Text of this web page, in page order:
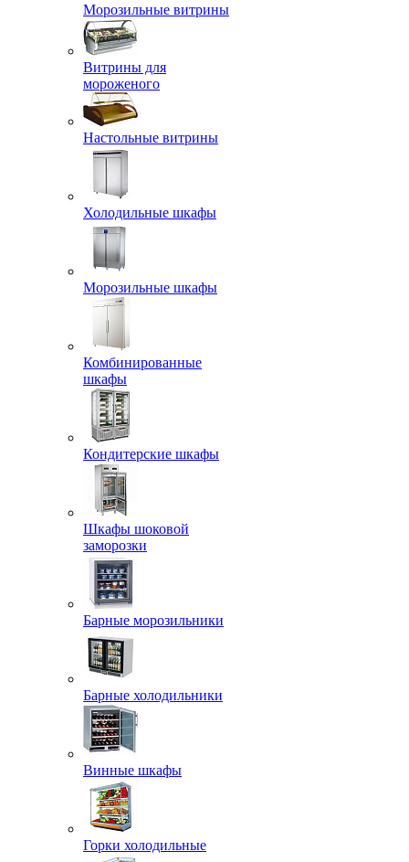
Морозильные витрины
Витрины для
мороженого
Настольные витрины
Холодильные шкафы
Морозильные шкафы
Комбинированные
шкафы
Кондитерские шкафы
Шкафы шоковой
заморозки
Барные морозильники
Барные холодильники
Винные шкафы
Горки холодильные